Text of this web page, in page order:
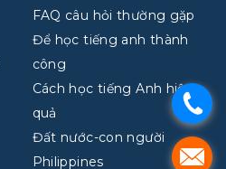
FAQ câu hỏi thường gặp
Để học tiếng anh thành
công
Cách học tiếng Anh hiệu
quả
Đất nước-con người
Philippines
.
.